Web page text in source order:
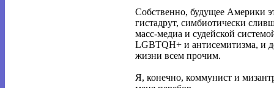
Собственно, будущее Америки
гистадрут, симбиотически
масс-медиа и судейской
LGBTQH+ и антисемитизма, и
жизни всем прочим.
Я, конечно, коммунист и